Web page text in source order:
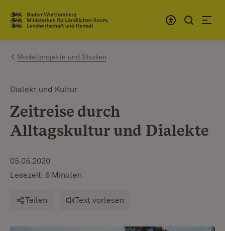
Zum Inhalt springen
Link zur Startseite
Modellprojekte und Studien
Dialekt und Kultur
Zeitreise durch
Alltagskultur und Dialekte
05.05.2020
Lesezeit: 6 Minuten
Teilen Text vorlesen